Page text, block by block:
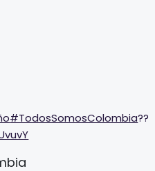
#TodosSomosColombia??